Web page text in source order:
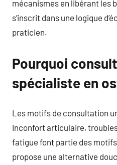
mécanismes en libérant les
s’inscrit dans une logique
praticien.
Pourquoi
spécialiste en
Les motifs de consultation
Inconfort articulaire,
fatigue font partie des
propose une alternative